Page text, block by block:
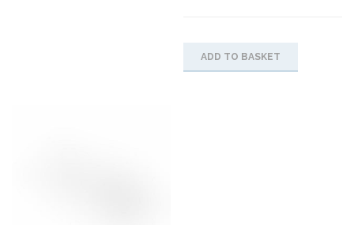
ADD TO BASKET